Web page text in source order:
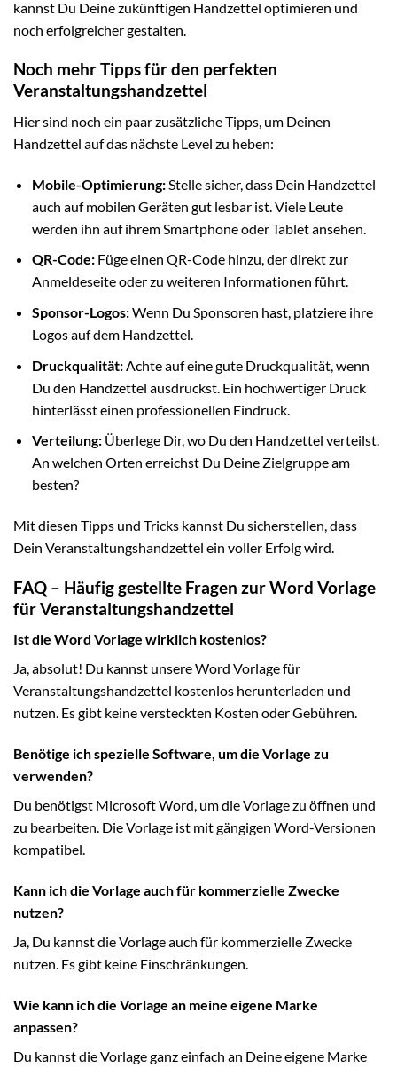
kannst Du Deine zukünftigen Handzettel optimieren und
noch erfolgreicher gestalten.
Noch mehr Tipps für den perfekten
Veranstaltungshandzettel
Hier sind noch ein paar zusätzliche Tipps, um Deinen
Handzettel auf das nächste Level zu heben:
Mobile-Optimierung:Stelle sicher, dass Dein Handzettel
auch auf mobilen Geräten gut lesbar ist. Viele Leute
werden ihn auf ihrem Smartphone oder Tablet ansehen.
QR-Code:Füge einen QR-Code hinzu, der direkt zur
Anmeldeseite oder zu weiteren Informationen führt.
Sponsor-Logos:Wenn Du Sponsoren hast, platziere ihre
Logos auf dem Handzettel.
Druckqualität:Achte auf eine gute Druckqualität, wenn
Du den Handzettel ausdruckst. Ein hochwertiger Druck
hinterlässt einen professionellen Eindruck.
Verteilung:Überlege Dir, wo Du den Handzettel verteilst.
An welchen Orten erreichst Du Deine Zielgruppe am
besten?
Mit diesen Tipps und Tricks kannst Du sicherstellen, dass
Dein Veranstaltungshandzettel ein voller Erfolg wird.
FAQ – Häufig gestellte Fragen zur Word Vorlage
für Veranstaltungshandzettel
Ist die Word Vorlage wirklich kostenlos?
Ja, absolut! Du kannst unsere Word Vorlage für
Veranstaltungshandzettel kostenlos herunterladen und
nutzen. Es gibt keine versteckten Kosten oder Gebühren.
Benötige ich spezielle Software, um die Vorlage zu
verwenden?
Du benötigst Microsoft Word, um die Vorlage zu öffnen und
zu bearbeiten. Die Vorlage ist mit gängigen Word-Versionen
kompatibel.
Kann ich die Vorlage auch für kommerzielle Zwecke
nutzen?
Ja, Du kannst die Vorlage auch für kommerzielle Zwecke
nutzen. Es gibt keine Einschränkungen.
Wie kann ich die Vorlage an meine eigene Marke
anpassen?
Du kannst die Vorlage ganz einfach an Deine eigene Marke